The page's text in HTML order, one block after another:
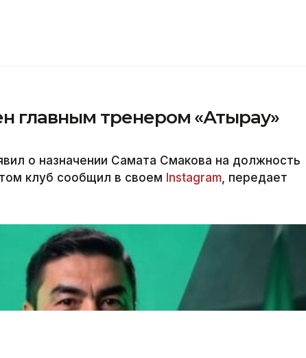
главным тренером «Атырау»
о назначении Самата Смакова на должность
клуб сообщил в своем Instagram , передает